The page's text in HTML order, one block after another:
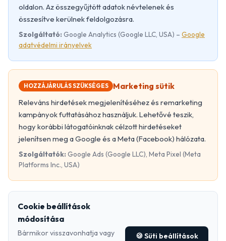
oldalon. Az összegyűjtött adatok névtelenek és
összesítve kerülnek feldolgozásra.
Szolgáltató: Google Analytics (Google LLC, USA) – Google
adatvédelmi irányelvek
HOZZÁJÁRULÁS SZÜKSÉGES Marketing sütik
Releváns hirdetések megjelenítéséhez és remarketing
kampányok futtatásához használjuk. Lehetővé teszik,
hogy korábbi látogatóinknak célzott hirdetéseket
jelenítsen meg a Google és a Meta (Facebook) hálózata.
Szolgáltatók: Google Ads (Google LLC), Meta Pixel (Meta
Platforms Inc., USA)
Cookie beállítások
módosítása
Bármikor visszavonhatja vagy
🍪 Süti beállítások